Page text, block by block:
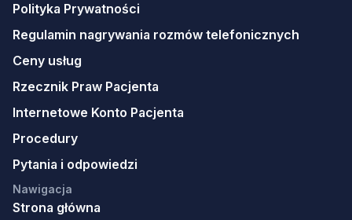
Polityka Prywatności
Regulamin nagrywania rozmów telefonicznych
Ceny usług
Rzecznik Praw Pacjenta
Internetowe Konto Pacjenta
Procedury
Pytania i odpowiedzi
Nawigacja
Strona główna